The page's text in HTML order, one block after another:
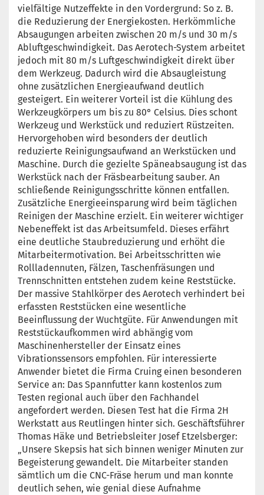
vielfältige Nutzeffekte in den Vordergrund: So z. B.
die Reduzierung der Energiekosten. Herkömmliche
Absaugungen arbeiten zwischen 20 m/s und 30 m/s
Abluftgeschwindigkeit. Das Aerotech-System arbeitet
jedoch mit 80 m/s Luftgeschwindigkeit direkt über
dem Werkzeug. Dadurch wird die Absaugleistung
ohne zusätzlichen Energieaufwand deutlich
gesteigert. Ein weiterer Vorteil ist die Kühlung des
Werkzeugkörpers um bis zu 80° Celsius. Dies schont
Werkzeug und Werkstück und reduziert Rüstzeiten.
Hervorgehoben wird besonders der deutlich
reduzierte Reinigungsaufwand an Werkstücken und
Maschine. Durch die gezielte Späneabsaugung ist das
Werkstück nach der Fräsbearbeitung sauber. An
schließende Reinigungsschritte können entfallen.
Zusätzliche Energieeinsparung wird beim täglichen
Reinigen der Maschine erzielt. Ein weiterer wichtiger
Nebeneffekt ist das Arbeitsumfeld. Dieses erfährt
eine deutliche Staubreduzierung und erhöht die
Mitarbeitermotivation. Bei Arbeitsschritten wie
Rollladennuten, Fälzen, Taschenfräsungen und
Trennschnitten entstehen zudem keine Reststücke.
Der massive Stahlkörper des Aerotech verhindert bei
erfassten Reststücken eine wesentliche
Beeinflussung der Wuchtgüte. Für Anwendungen mit
Reststückaufkommen wird abhängig vom
Maschinenhersteller der Einsatz eines
Vibrationssensors empfohlen. Für interessierte
Anwender bietet die Firma Cruing einen besonderen
Service an: Das Spannfutter kann kostenlos zum
Testen regional auch über den Fachhandel
angefordert werden. Diesen Test hat die Firma 2H
Werkstatt aus Reutlingen hinter sich. Geschäftsführer
Thomas Häke und Betriebsleiter Josef Etzelsberger:
„Unsere Skepsis hat sich binnen weniger Minuten zur
Begeisterung gewandelt. Die Mitarbeiter standen
sämtlich um die CNC-Fräse herum und man konnte
deutlich sehen, wie genial diese Aufnahme